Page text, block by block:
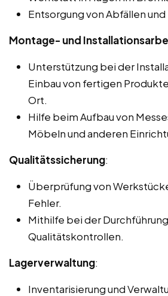
Entsorgung von Abfällen
Montage- und
Unterstützung bei der
Einbau von fertigen
Ort.
Hilfe beim Aufbau von
Möbeln und anderen
Qualitätssicherung:
Überprüfung von
Fehler.
Mithilfe bei der
Qualitätskontrollen.
Lagerverwaltung:
Inventarisierung und